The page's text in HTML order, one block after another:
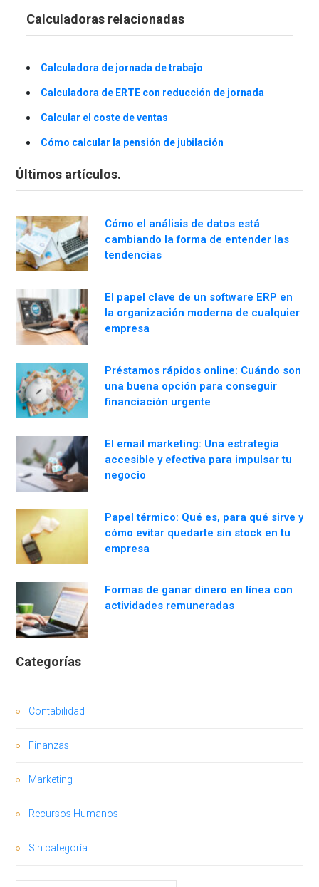
Calculadoras relacionadas
Calculadora de jornada de trabajo
Calculadora de ERTE con reducción de jornada
Calcular el coste de ventas
Cómo calcular la pensión de jubilación
Últimos artículos.
Cómo el análisis de datos está
cambiando la forma de entender las
tendencias
El papel clave de un software ERP en
la organización moderna de cualquier
empresa
Préstamos rápidos online: Cuándo son
una buena opción para conseguir
financiación urgente
El email marketing: Una estrategia
accesible y efectiva para impulsar tu
negocio
Papel térmico: Qué es, para qué sirve y
cómo evitar quedarte sin stock en tu
empresa
Formas de ganar dinero en línea con
actividades remuneradas
Categorías
Contabilidad
Finanzas
Marketing
Recursos Humanos
Sin categoría